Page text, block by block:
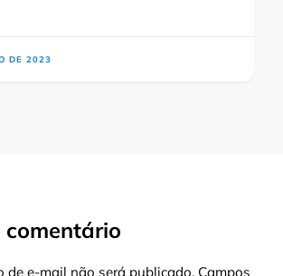
DE 2023
comentário
de e-mail não será publicado. Campos